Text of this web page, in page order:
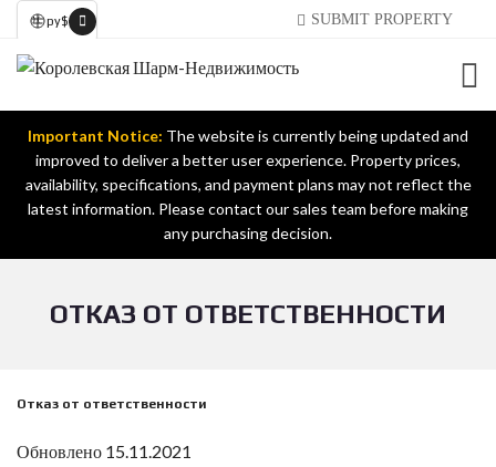
ру$ SUBMIT PROPERTY
Important Notice: The website is currently being updated and
improved to deliver a better user experience. Property prices,
availability, specifications, and payment plans may not reflect the
latest information. Please contact our sales team before making
any purchasing decision.
ОТКАЗ ОТ ОТВЕТСТВЕННОСТИ
Отказ от ответственности
Обновлено 15.11.2021